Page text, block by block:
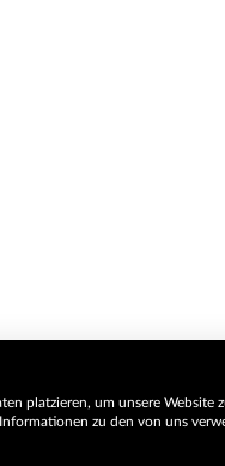
platzieren, um unsere Website
zu den von uns